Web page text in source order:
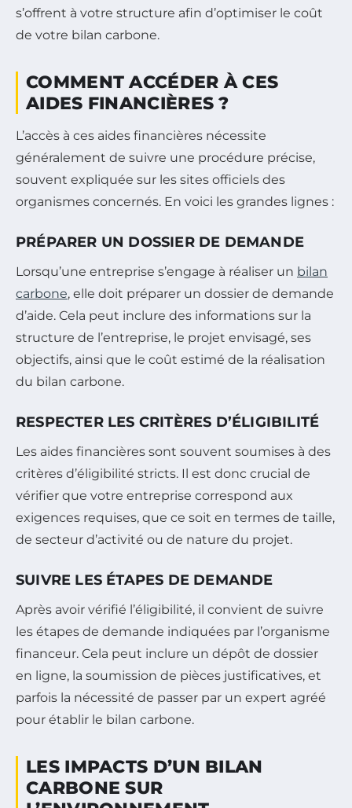
s’offrent à votre structure afin d’optimiser le coût
de votre bilan carbone.
COMMENT ACCÉDER À CES
AIDES FINANCIÈRES ?
L’accès à ces aides financières nécessite
généralement de suivre une procédure précise,
souvent expliquée sur les sites officiels des
organismes concernés. En voici les grandes lignes :
PRÉPARER UN DOSSIER DE DEMANDE
Lorsqu’une entreprise s’engage à réaliser un bilan
carbone, elle doit préparer un dossier de demande
d’aide. Cela peut inclure des informations sur la
structure de l’entreprise, le projet envisagé, ses
objectifs, ainsi que le coût estimé de la réalisation
du bilan carbone.
RESPECTER LES CRITÈRES D’ÉLIGIBILITÉ
Les aides financières sont souvent soumises à des
critères d’éligibilité stricts. Il est donc crucial de
vérifier que votre entreprise correspond aux
exigences requises, que ce soit en termes de taille,
de secteur d’activité ou de nature du projet.
SUIVRE LES ÉTAPES DE DEMANDE
Après avoir vérifié l’éligibilité, il convient de suivre
les étapes de demande indiquées par l’organisme
financeur. Cela peut inclure un dépôt de dossier
en ligne, la soumission de pièces justificatives, et
parfois la nécessité de passer par un expert agréé
pour établir le bilan carbone.
LES IMPACTS D’UN BILAN
CARBONE SUR